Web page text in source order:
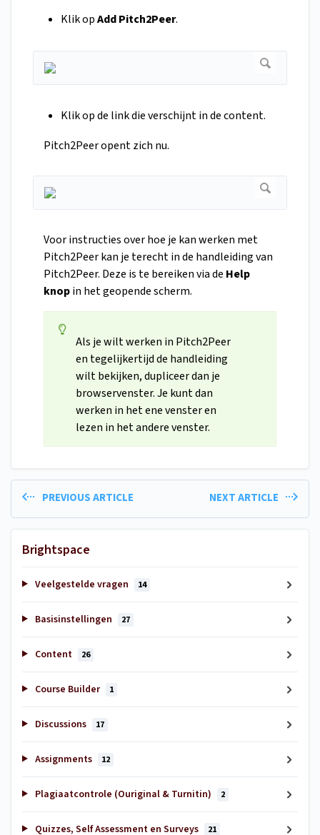
Klik opAdd Pitch2Peer.
Klik op de link die verschijnt in de content.
Pitch2Peer opent zich nu.
Voor instructies over hoe je kan werken met
Pitch2Peer kan je terecht in de handleiding van
Pitch2Peer. Deze is te bereiken via de Help
knopin het geopende scherm.
Als je wilt werken in Pitch2Peer
en tegelijkertijd de handleiding
wilt bekijken, dupliceer dan je
browservenster. Je kunt dan
werken in het ene venster en
lezen in het andere venster.
PREVIOUS ARTICLE NEXT ARTICLE
Brightspace
Veelgestelde vragen 14
Basisinstellingen 27
Content 26
Course Builder 1
Discussions 17
Assignments 12
Plagiaatcontrole (Ouriginal & Turnitin) 2
Quizzes, Self Assessment en Surveys 21